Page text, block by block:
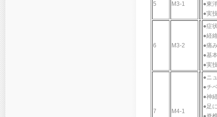
5 M3-1
●東
●実
6 M3-2
●症
●経
●痛
●基
●実
7 M4-1
●ニ
●チ
●神
●足